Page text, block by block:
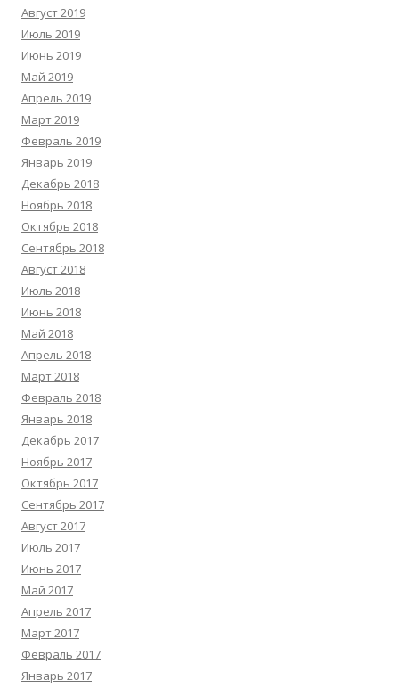
Август 2019
Июль 2019
Июнь 2019
Май 2019
Апрель 2019
Март 2019
Февраль 2019
Январь 2019
Декабрь 2018
Ноябрь 2018
Октябрь 2018
Сентябрь 2018
Август 2018
Июль 2018
Июнь 2018
Май 2018
Апрель 2018
Март 2018
Февраль 2018
Январь 2018
Декабрь 2017
Ноябрь 2017
Октябрь 2017
Сентябрь 2017
Август 2017
Июль 2017
Июнь 2017
Май 2017
Апрель 2017
Март 2017
Февраль 2017
Январь 2017